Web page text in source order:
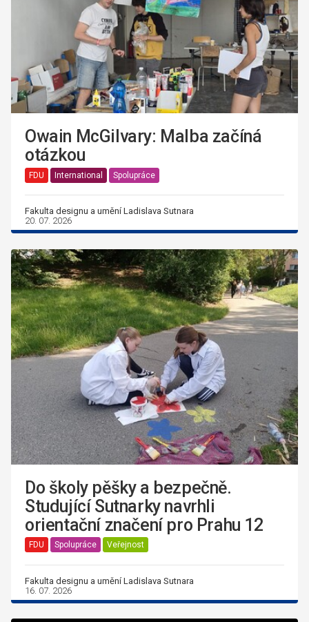
Owain McGilvary: Malba začíná
otázkou
FDU International Spolupráce
Fakulta designu a umění Ladislava Sutnara
20. 07. 2026
Do školy pěšky a bezpečně.
Studující Sutnarky navrhli
orientační značení pro Prahu 12
FDU Spolupráce Veřejnost
Fakulta designu a umění Ladislava Sutnara
16. 07. 2026